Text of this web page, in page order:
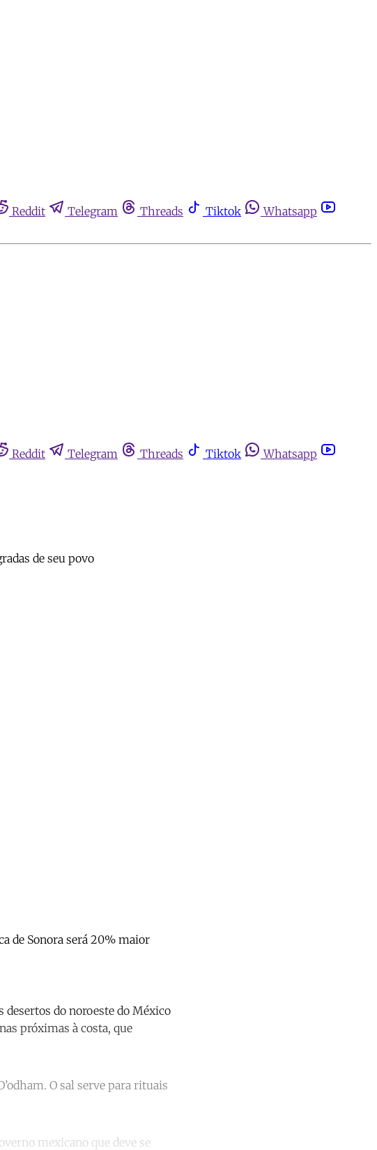
Reddit Telegram Threads Tiktok
Whatsapp
Reddit Telegram Threads Tiktok
Whatsapp
de seu povo
de Sonora será 20% maior
desertos do noroeste do México
próximas à costa, que
O sal serve para rituais
mexicano que deve se